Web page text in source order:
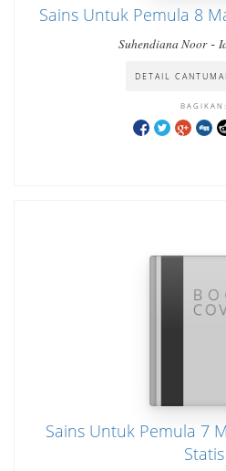
Sains Untuk Pemula 8
Suhendiana Noor-
DETAIL
BAGIKAN:
Sains Untuk Pemula 7
Statis